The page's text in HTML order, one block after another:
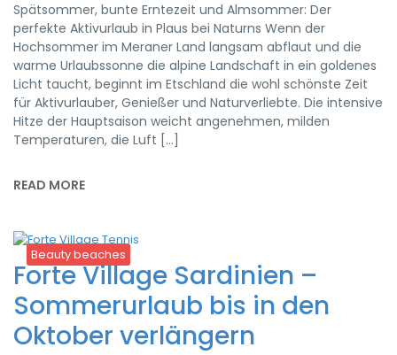
Spätsommer, bunte Erntezeit und Almsommer: Der
perfekte Aktivurlaub in Plaus bei Naturns Wenn der
Hochsommer im Meraner Land langsam abflaut und die
warme Urlaubssonne die alpine Landschaft in ein goldenes
Licht taucht, beginnt im Etschland die wohl schönste Zeit
für Aktivurlauber, Genießer und Naturverliebte. Die intensive
Hitze der Hauptsaison weicht angenehmen, milden
Temperaturen, die Luft […]
READ MORE
Beauty beaches
Forte Village Sardinien –
Sommerurlaub bis in den
Oktober verlängern